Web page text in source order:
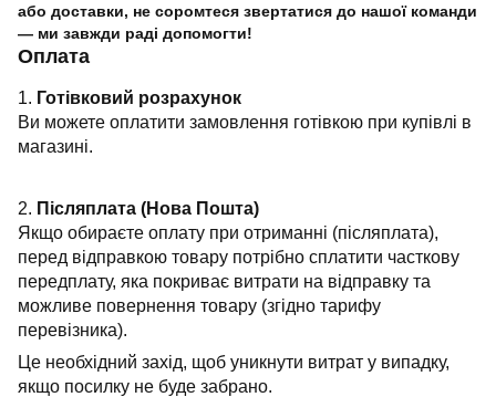
або доставки, не соромтеся звертатися до нашої команди
— ми завжди раді допомогти!
Оплата
1. Готівковий розрахунок
Ви можете оплатити замовлення готівкою при купівлі в
магазині.
2. Післяплата (Нова Пошта)
Якщо обираєте оплату при отриманні (післяплата),
перед відправкою товару потрібно сплатити часткову
передплату, яка покриває витрати на відправку та
можливе повернення товару (згідно тарифу
перевізника).
Це необхідний захід, щоб уникнути витрат у випадку,
якщо посилку не буде забрано.